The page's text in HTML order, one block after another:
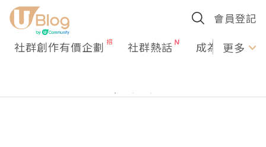
會員登記
社群創作有價企劃 社群熱話 成為U更多